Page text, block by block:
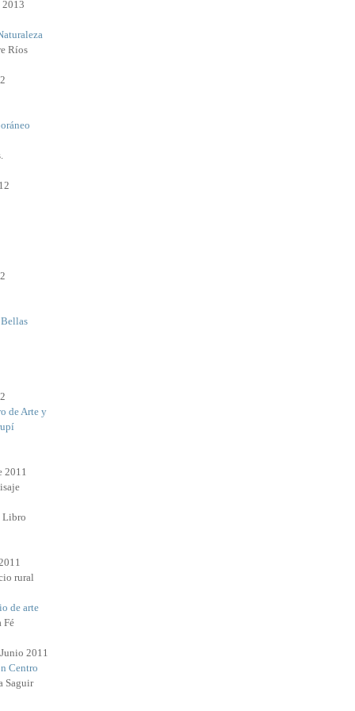
2013
Ríos
de Arte y
2011
Libro
rural
de arte
Fé
2011
Centro
Saguir